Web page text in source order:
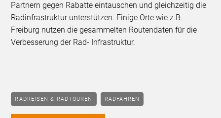
Partnern gegen Rabatte eintauschen und gleichzeitig die
Radinfrastruktur unterstützen. Einige Orte wie z.B.
Freiburg nutzen die gesammelten Routendaten für die
Verbesserung der Rad- Infrastruktur.
RADREISEN & RADTOUREN RADFAHREN